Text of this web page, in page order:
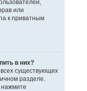
или
к приватным
в них?
существующих
разделе.
нажмите